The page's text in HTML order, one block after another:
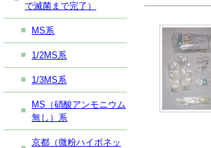
で滅菌まで完了）
MS系
1/2MS系
1/3MS系
MS（硝酸アンモニウム
無し）系
京都（微粉ハイポネッ